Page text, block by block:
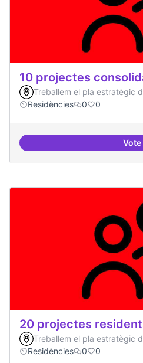
10 projectes
Treballem el pla estratègic
Residències
0 0
Vote
10
20 projectes
Treballem el pla estratègic
Residències
0 0